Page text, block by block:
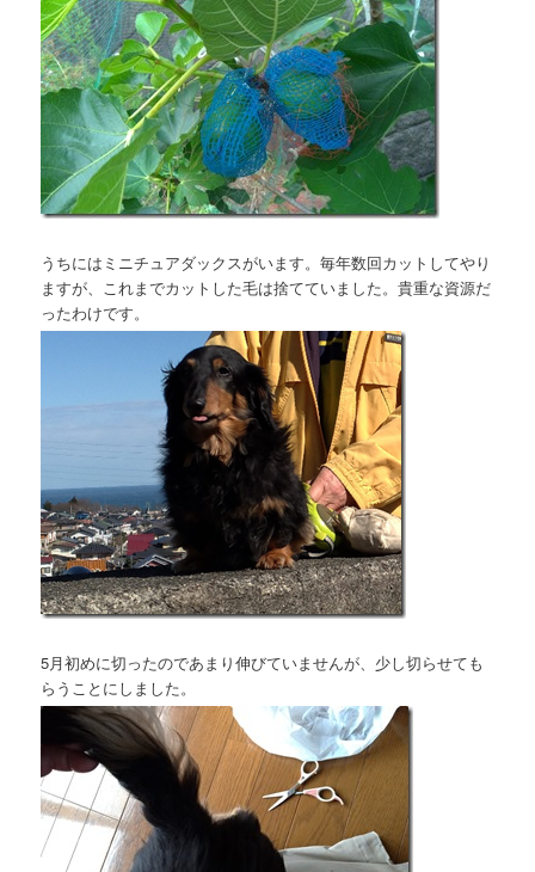
うちにはミニチュアダックスがいます。毎年数回カットしてやり
ますが、これまでカットした毛は捨てていました。貴重な資源だ
ったわけです。
5月初めに切ったのであまり伸びていませんが、少し切らせても
らうことにしました。